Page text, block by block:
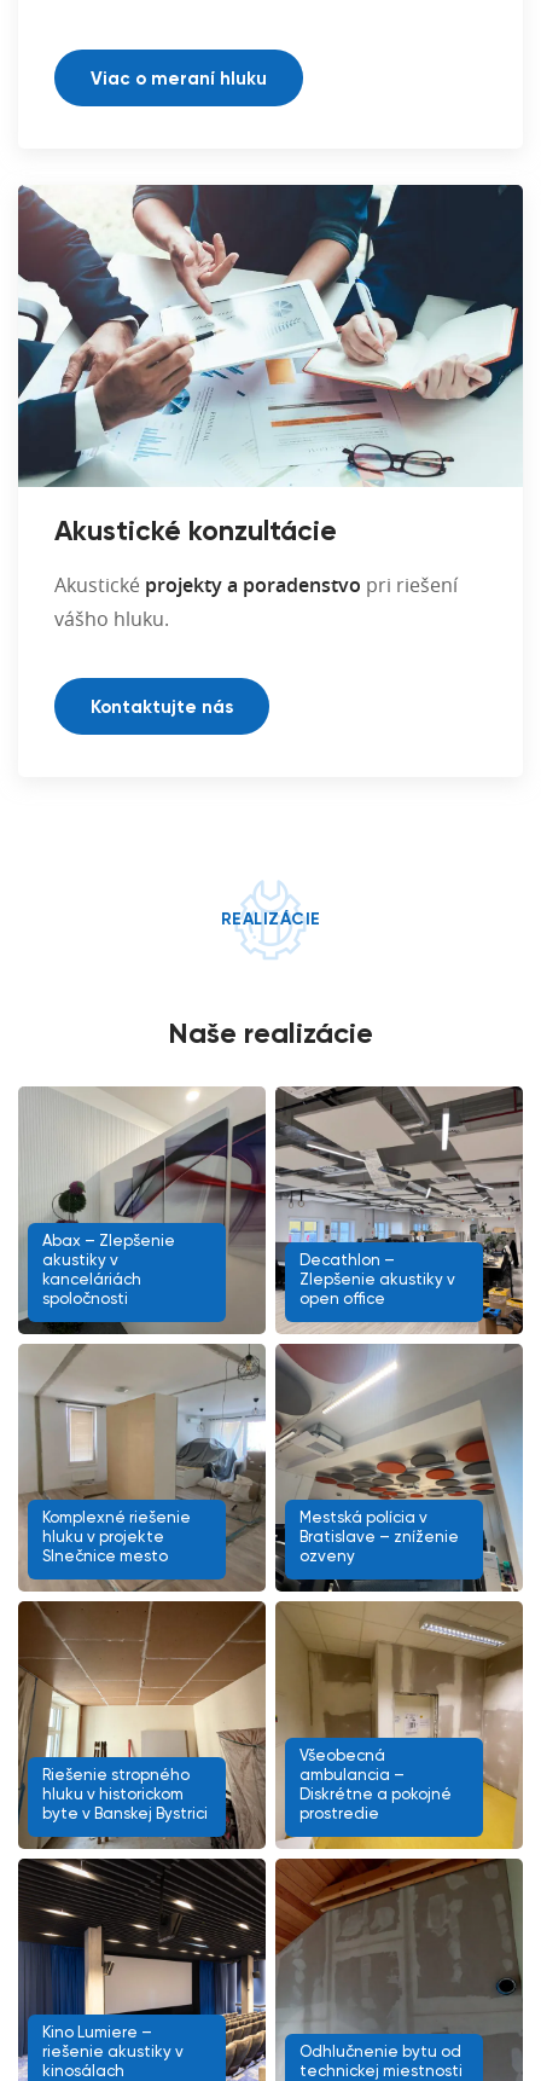
Viac o meraní hluku
Akustické konzultácie
Akustické projekty a poradenstvo pri riešení
vášho hluku.
Kontaktujte nás
REALIZÁCIE
Naše realizácie
Abax – Zlepšenie
akustiky v
kanceláriách
spoločnosti
Decathlon –
Zlepšenie akustiky v
open office
Komplexné riešenie
hluku v projekte
Slnečnice mesto
Mestská polícia v
Bratislave – zníženie
ozveny
Riešenie stropného
hluku v historickom
byte v Banskej Bystrici
Všeobecná
ambulancia –
Diskrétne a pokojné
prostredie
Kino Lumiere –
riešenie akustiky v
kinosálach
Odhlučnenie bytu od
technickej miestnosti